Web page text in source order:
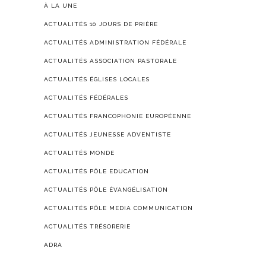
À LA UNE
ACTUALITÉS 10 JOURS DE PRIÈRE
ACTUALITÉS ADMINISTRATION FÉDÉRALE
ACTUALITÉS ASSOCIATION PASTORALE
ACTUALITÉS ÉGLISES LOCALES
ACTUALITÉS FÉDÉRALES
ACTUALITÉS FRANCOPHONIE EUROPÉENNE
ACTUALITÉS JEUNESSE ADVENTISTE
ACTUALITÉS MONDE
ACTUALITÉS PÔLE EDUCATION
ACTUALITÉS PÔLE ÉVANGÉLISATION
ACTUALITÉS PÔLE MEDIA COMMUNICATION
ACTUALITÉS TRÉSORERIE
ADRA